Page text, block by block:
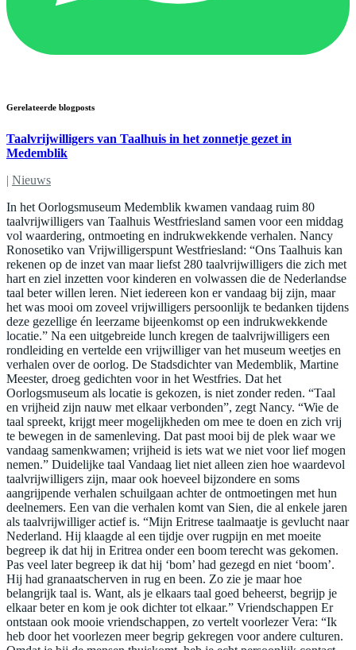
Gerelateerde blogposts
Taalvrijwilligers van Taalhuis in het zonnetje gezet in
Medemblik
| Nieuws
In het Oorlogsmuseum Medemblik kwamen vandaag ruim 80
taalvrijwilligers van Taalhuis Westfriesland samen voor een middag
vol waardering, ontmoeting en indrukwekkende verhalen. Nancy
Ronosetiko van Vrijwilligerspunt Westfriesland: “Ons Taalhuis kan
rekenen op de inzet van maar liefst 280 taalvrijwilligers die zich met
hart en ziel inzetten voor kinderen en volwassen die de Nederlandse
taal beter willen leren. Niet iedereen kon er vandaag bij zijn, maar
het was mooi om zoveel vrijwilligers persoonlijk te bedanken tijdens
deze gezellige én leerzame bijeenkomst op een indrukwekkende
locatie.” Na een uitgebreide lunch kregen de taalvrijwilligers een
rondleiding en vertelde een vrijwilliger van het museum weetjes en
verhalen over de oorlog. De Stadsdichter van Medemblik, Martine
Meester, droeg gedichten voor in het Westfries. Dat het
Oorlogsmuseum als locatie is gekozen, is niet zonder reden. “Taal
en vrijheid zijn nauw met elkaar verbonden”, zegt Nancy. “Wie de
taal spreekt, krijgt meer mogelijkheden om mee te doen en zich vrij
te bewegen in de samenleving. Dat past mooi bij de plek waar we
vandaag samenkwamen; vrijheid is iets wat we niet voor lief mogen
nemen.” Duidelijke taal Vandaag liet niet alleen zien hoe waardevol
taalvrijwilligers zijn, maar ook hoeveel bijzondere en soms
aangrijpende verhalen schuilgaan achter de ontmoetingen met hun
deelnemers. Een van die verhalen komt van Sien, die al enkele jaren
als taalvrijwilliger actief is. “Mijn Eritrese taalmaatje is gevlucht naar
Nederland. Hij klaagde al een tijdje over rugpijn en met moeite
begreep ik dat hij in Eritrea onder een boom terecht was gekomen.
Pas veel later begreep ik dat hij ‘bom’ had gezegd en niet ‘boom’.
Hij had granaatscherven in rug en been. Zo zie je maar hoe
belangrijk taal is. Want, als je elkaars taal goed beheerst, begrijp je
elkaar beter en kom je ook dichter tot elkaar.” Vriendschappen Er
ontstaan ook mooie vriendschappen, zo vertelt voorlezer Vera: “Ik
heb door het voorlezen meer begrip gekregen voor andere culturen.